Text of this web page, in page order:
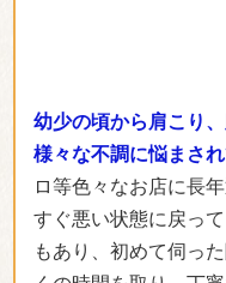
もあり、初めて伺っ
くの時間を取り、丁
きました。今まで腰
たったことがなく、
だと思っていなかっ